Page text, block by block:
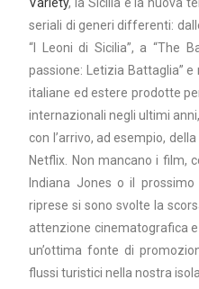
seriali di generi differenti:
“I Leoni di Sicilia”, a “The
passione: Letizia Battaglia”
italiane ed estere prodotte
internazionali negli ultimi
con l’arrivo, ad esempio,
Netflix. Non mancano i film,
Indiana Jones o il
riprese si sono svolte la
attenzione cinematografica
un’ottima fonte di
flussi turistici nella nostra isola.